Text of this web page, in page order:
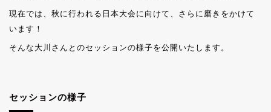
現在では、秋に行われる日本大会に向けて、さらに磨きをかけて
います！
そんな大川さんとのセッションの様子を公開いたします。
セッションの様子